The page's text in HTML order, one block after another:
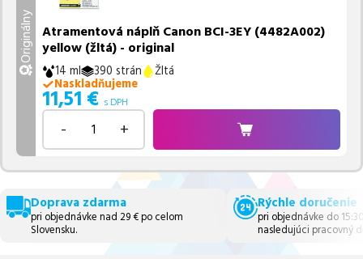
Originálny Atramentová náplň Canon BCI-3EY (4482A002)
yellow (žltá) - original
14 ml 390 strán
Žltá
Naskladňujeme
11,51 € s DPH
- +
Doprava zdarma
pri objednávke nad 29 € po celom
Slovensku.
Rýchle doručenie
pri objednávke do
nasledujúci pracovný